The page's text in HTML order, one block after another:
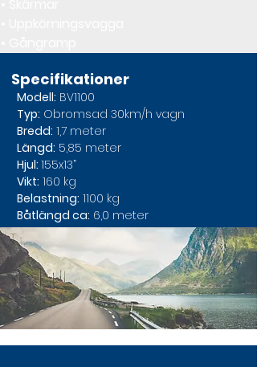
Specifikationer
Modell: BV1100
Typ: Obromsad 30km/h vagn
Bredd: 1,7 meter
Längd: 5,85 meter
Hjul: 155x13”
Vikt: 160 kg
Belastning: 1100 kg
Båtlängd ca: 6,0 meter